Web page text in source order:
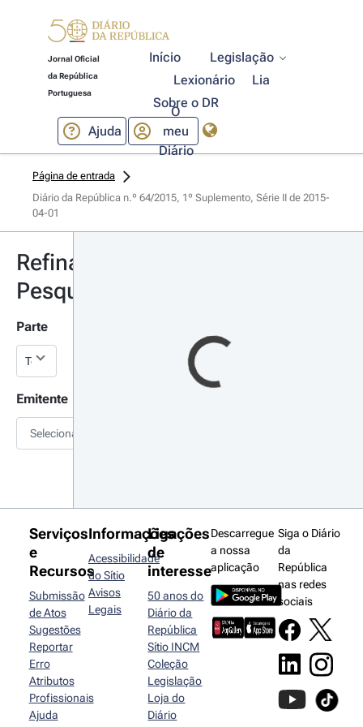
Jornal Oficial
da República
Portuguesa
Início
Legislação
Lexionário
Lia
Sobre o DR
Ajuda
O
meu
Diário
Página de entrada
Diário da República n.º 64/2015, 1º Suplemento, Série II de 2015-
04-01
Refinar
Pesquisa
Parte
Emitente
Selecionar
Serviços
e
Recursos
Submissão
de Atos
Sugestões
Reportar
Erro
Atributos
Profissionais
Ajuda
Informações
Acessibilidade
do Sítio
Avisos
Legais
Ligações
de
interesse
50 anos do
Diário da
República
Sítio INCM
Coleção
Legislação
Loja do
Diário
Descarregue
a nossa
aplicação
Siga o Diário
da
República
nas redes
sociais